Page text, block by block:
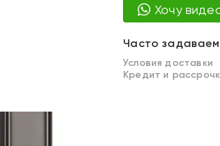
Хочу
Часто
Условия доставки
Кредит и